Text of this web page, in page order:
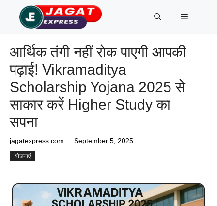
content
Menu
आर्थिक तंगी नहीं रोक पाएगी आपकी
पढ़ाई! Vikramaditya
Scholarship Yojana 2025 से
साकार करें Higher Study का
सपना
jagatexpress.com September 5, 2025
योजनाएं